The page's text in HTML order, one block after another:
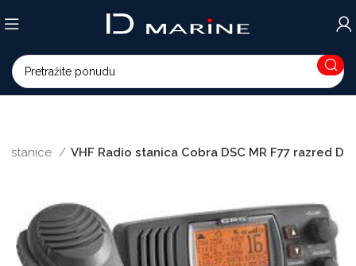
stanice VHF Radio stanica Cobra DSC MR F77 razred D